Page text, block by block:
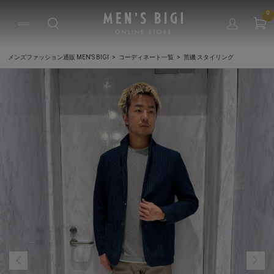
0
メンズファッション通販 MEN'S BIGI コーディネート一覧 荒磯 スタイリング